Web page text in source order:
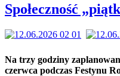
Społeczność
Na trzy godziny
czerwca podczas Festynu